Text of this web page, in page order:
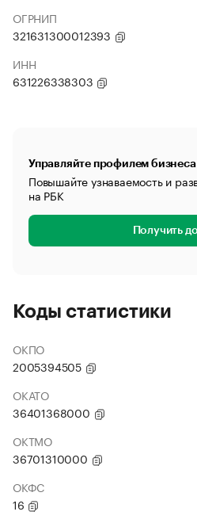
ОГРНИП
321631300012393
ИНН
631226338303
Управляйте профилем
Повышайте узнаваемость и
на РБК
Получить
Коды статистики
ОКПО
2005394505
ОКАТО
36401368000
ОКТМО
36701310000
ОКФС
16